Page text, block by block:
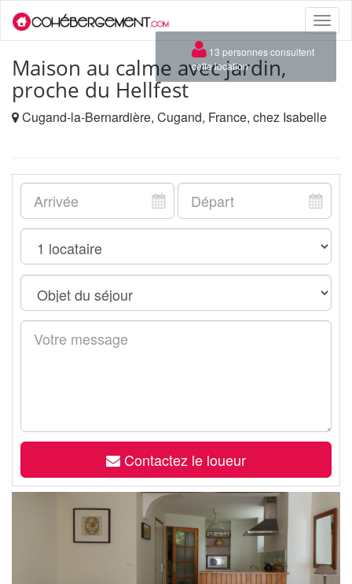
Toggle
Maison au calme avec jardin,
proche du Hellfest
Cugand-la-Bernardière, Cugand, France, chez Isabelle
Contactez le loueur
×
13 personnes consultent
cette location